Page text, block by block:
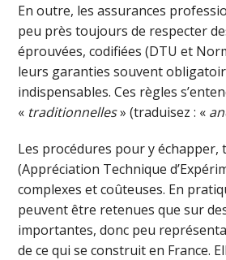
En outre, les assurances
peu près toujours de respecter
éprouvées, codifiées (DTU et
leurs garanties souvent
indispensables. Ces règles
« traditionnelles» (traduisez : «
Les procédures pour y échapper,
(Appréciation Technique
complexes et coûteuses. En
peuvent être retenues que sur
importantes, donc peu
de ce qui se construit en France.